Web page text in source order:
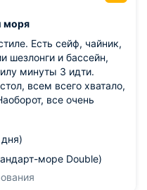
моря
Есть сейф, чайник,
шезлонги и бассейн,
минуты 3 идти.
всем всего хватало,
все очень
море Double)